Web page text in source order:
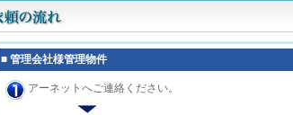
■ 管理会社様管理物件
アーネットへご連絡ください。